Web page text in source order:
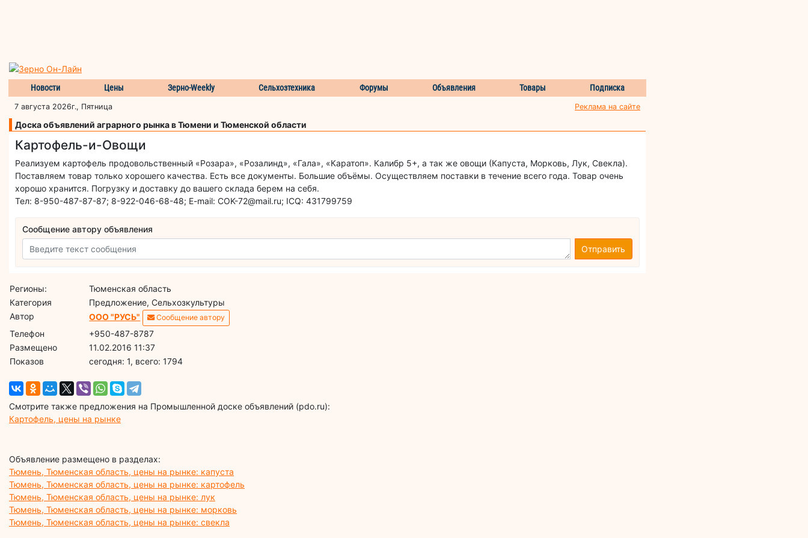
Новости Цены Зерно-Weekly Сельхозтехника Форумы Объявления Товары Подписка
7 августа 2026г., Пятница Реклама на сайте
Доска объявлений аграрного рынка в Тюмени и Тюменской области
Картофель-и-Овощи
Реализуем картофель продовольственный «Розара», «Розалинд», «Гала», «Каратоп». Калибр 5+, а так же овощи (Капуста, Морковь, Лук, Свекла).
Поставляем товар только хорошего качества. Есть все документы. Большие объёмы. Осуществляем поставки в течение всего года. Товар очень
хорошо хранится. Погрузку и доставку до вашего склада берем на себя.
Тел: 8-950-487-87-87; 8-922-046-68-48; E-mail: COK-72@mail.ru; ICQ: 431799759
Сообщение автору объявления
Отправить
Регионы:
Тюменская область
Категория
Предложение, Сельхозкультуры
Автор
ООО "РУСЬ" Сообщение автору
Телефон
+950-487-8787
Размещено
11.02.2016 11:37
Показов
cегодня: 1, всего: 1794
Смотрите также предложения на Промышленной доске объявлений (pdo.ru):
Картофель, цены на рынке
Объявление размещено в разделах:
Тюмень, Тюменская область, цены на рынке: капуста
Тюмень, Тюменская область, цены на рынке: картофель
Тюмень, Тюменская область, цены на рынке: лук
Тюмень, Тюменская область, цены на рынке: морковь
Тюмень, Тюменская область, цены на рынке: свекла